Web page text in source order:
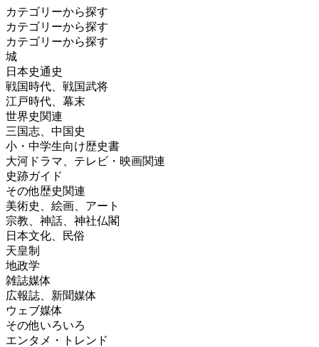
カテゴリーから探す
カテゴリーから探す
カテゴリーから探す
城
日本史通史
戦国時代、戦国武将
江戸時代、幕末
世界史関連
三国志、中国史
小・中学生向け歴史書
大河ドラマ、テレビ・映画関連
史跡ガイド
その他歴史関連
美術史、絵画、アート
宗教、神話、神社仏閣
日本文化、民俗
天皇制
地政学
雑誌媒体
広報誌、新聞媒体
ウェブ媒体
その他いろいろ
エンタメ・トレンド